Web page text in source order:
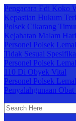
Pengacara Edi Koko
Kepastian Hukum
Polsek Cikarang
Kejahatan Malam Hari
Personel Polsek
Tidak Sesuai
Personel Polsek
110 Di Obyek Vital
Personel Polsek
Penyalahgunaan Obat